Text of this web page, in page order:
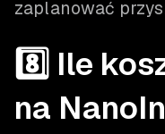
zaplanować
8️⃣ Ile
na